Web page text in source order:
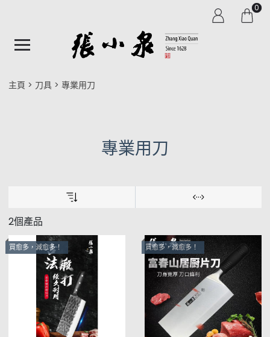
0
主頁 刀具 專業用刀
專業用刀
2個產品
買愈多，減愈多！ 買愈多，減愈多！